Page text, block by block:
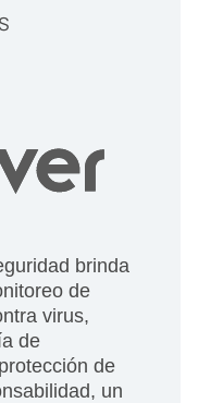
brinda
de
virus,
de
de
un